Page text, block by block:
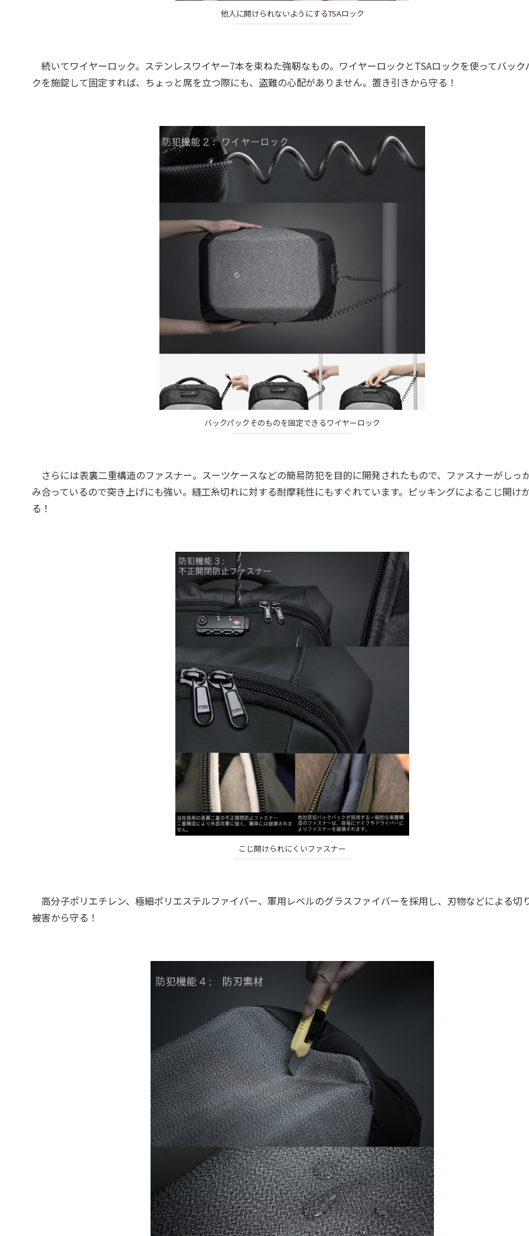
他人に開けられないようにするTSAロック
続いてワイヤーロック。ステンレスワイヤー7本を束ねた強靭なもの。ワイヤーロックとTSAロックを使ってバック
クを施錠して固定すれば、ちょっと席を立つ際にも、盗難の心配がありません。置き引きから守る！
バックパックそのものを固定できるワイヤーロック
さらには表裏二重構造のファスナー。スーツケースなどの簡易防犯を目的に開発されたもので、ファスナーがしっ
み合っているので突き上げにも強い。縫工糸切れに対する耐摩耗性にもすぐれています。ピッキングによるこじ開け
る！
こじ開けられにくいファスナー
高分子ポリエチレン、極細ポリエステルファイバー、軍用レベルのグラスファイバーを採用し、刃物などによる切
被害から守る！